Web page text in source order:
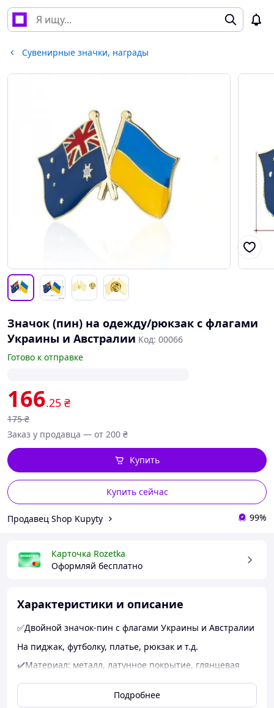
Сувенирные значки, награды
Значок (пин) на одежду/рюкзак с флагами
Украины и Австралии Код: 00066
Готово к отправке
166.25 ₴
175 ₴
Заказ у продавца — от 200 ₴
Купить сейчас
Купить
Продавец Shop Kupyty 99%
Карточка Rozetka
Оформляй бесплатно
Характеристики и описание
✅Двойной значок-пин с флагами Украины и Австралии
На пиджак, футболку, платье, рюкзак и т.д.
✔️Материал: металл, латунное покрытие, глянцевая
✔️Размеры: 25 мм х 19 мм.
✔️Застежка-бабочка.
Подробнее